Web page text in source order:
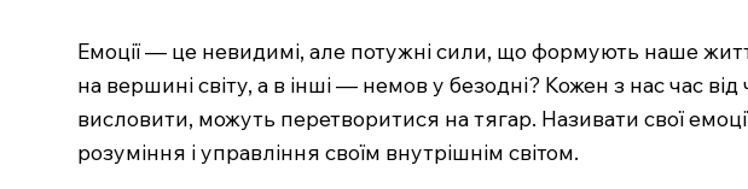
Емоції — це невидимі, але потужні сили, що формують наше
на вершині світу, а в інші — немов у безодні? Кожен з нас час
висловити, можуть перетворитися на тягар. Називати свої
розуміння і управління своїм внутрішнім світом.